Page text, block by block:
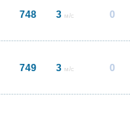
748 3 м/с 0
749 3 м/с 0